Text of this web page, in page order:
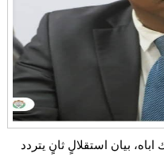
بيان استقلالٍ ثانٍ يتردد